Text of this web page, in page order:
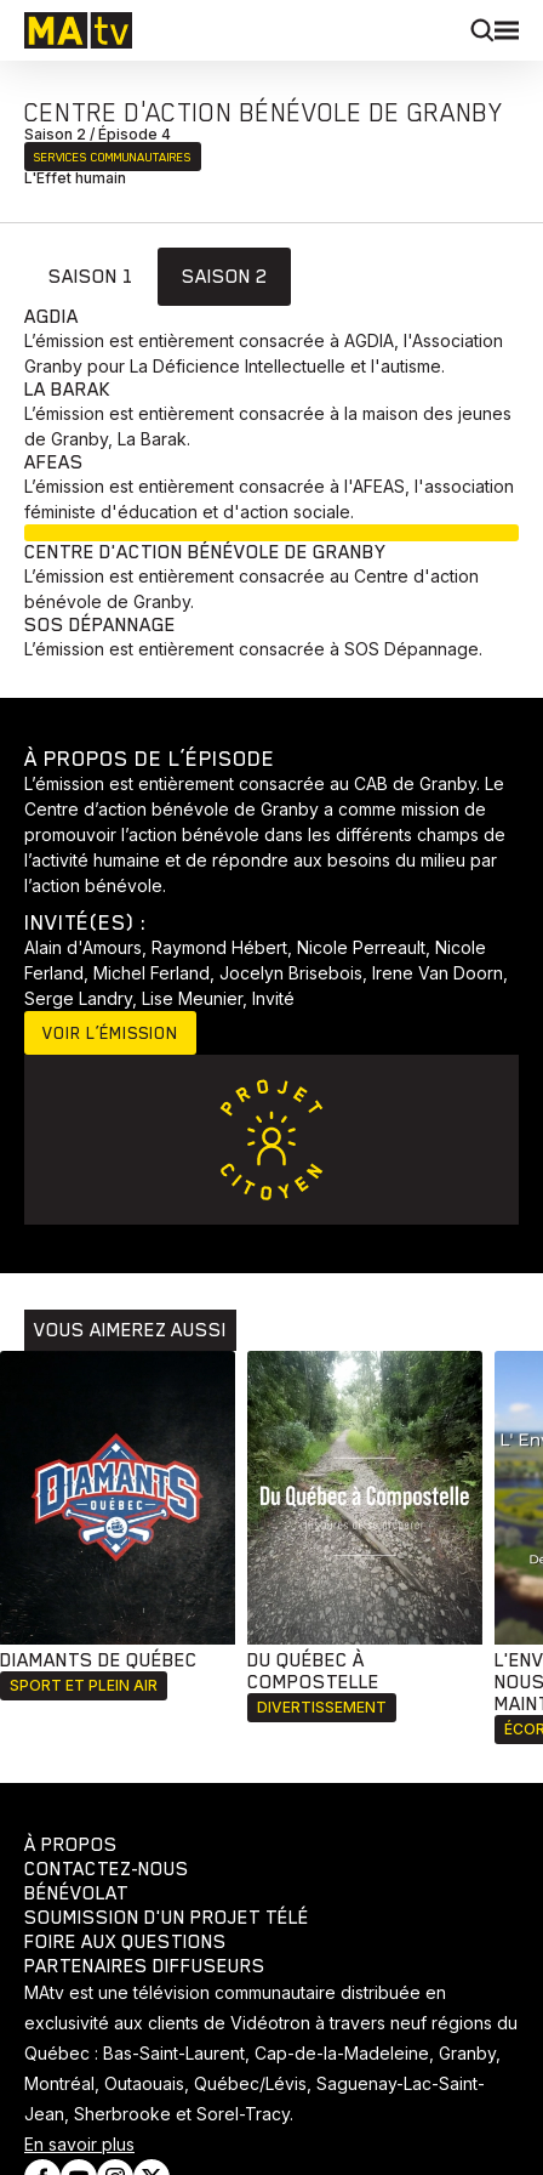
Bingo Communauté
CENTRE D'ACTION BÉNÉVOLE DE GRANBY
Saison 2 / Épisode 4
SERVICES COMMUNAUTAIRES
L'Effet humain
SAISON 1
SAISON 2
AGDIA
L’émission est entièrement consacrée à AGDIA, l'Association
Granby pour La Déficience Intellectuelle et l'autisme.
LA BARAK
L’émission est entièrement consacrée à la maison des jeunes
de Granby, La Barak.
AFEAS
L’émission est entièrement consacrée à l'AFEAS, l'association
féministe d'éducation et d'action sociale.
CENTRE D'ACTION BÉNÉVOLE DE GRANBY
L’émission est entièrement consacrée au Centre d'action
bénévole de Granby.
SOS DÉPANNAGE
L’émission est entièrement consacrée à SOS Dépannage.
À PROPOS DE L’ÉPISODE
L’émission est entièrement consacrée au CAB de Granby. Le
Centre d’action bénévole de Granby a comme mission de
promouvoir l’action bénévole dans les différents champs de
l’activité humaine et de répondre aux besoins du milieu par
l’action bénévole.
INVITÉ(ES) :
Alain d'Amours, Raymond Hébert, Nicole Perreault, Nicole
Ferland, Michel Ferland, Jocelyn Brisebois, Irene Van Doorn,
Serge Landry, Lise Meunier, Invité
VOIR L’ÉMISSION
VOUS AIMEREZ AUSSI
DIAMANTS DE QUÉBEC
SPORT ET PLEIN AIR
DU QUÉBEC À
COMPOSTELLE
DIVERTISSEMENT
À PROPOS
CONTACTEZ-NOUS
BÉNÉVOLAT
SOUMISSION D'UN PROJET TÉLÉ
FOIRE AUX QUESTIONS
PARTENAIRES DIFFUSEURS
MAtv est une télévision communautaire distribuée en
exclusivité aux clients de Vidéotron à travers neuf régions du
Québec : Bas-Saint-Laurent, Cap-de-la-Madeleine, Granby,
Montréal, Outaouais, Québec/Lévis, Saguenay-Lac-Saint-
Jean, Sherbrooke et Sorel-Tracy.
En savoir plus